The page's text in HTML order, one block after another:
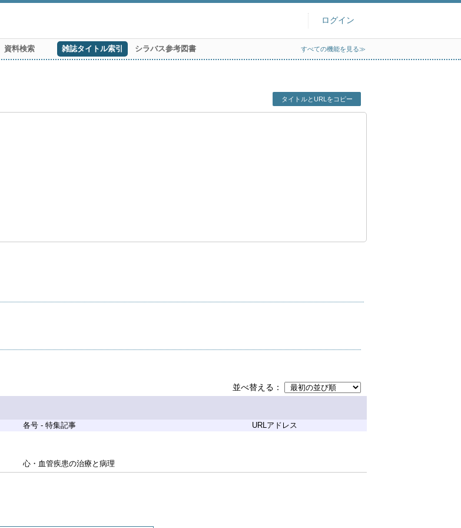
ログイン
資料検索 雑誌タイトル索引 シラバス参考図書 すべての機能を見る≫
タイトルとURLをコピー
並べ替える
各号 - 特集記事 URLアドレス
心・血管疾患の治療と病理